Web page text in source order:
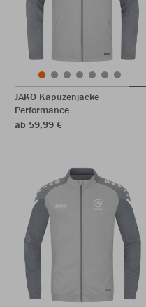
JAKO Kapuzenjacke
Performance
ab 59,99 €